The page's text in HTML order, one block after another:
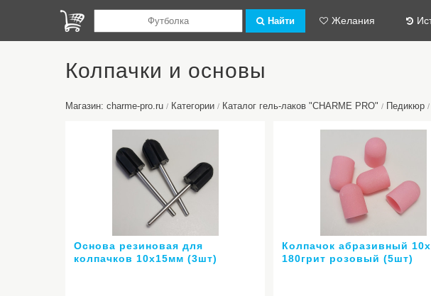
Найти Желания
Колпачки и основы
Магазин: charme-pro.ru / Категории / Каталог гель-лаков "CHARME PRO" / Педикюр /
Основа резиновая для
колпачков 10х15мм (3шт)
Колпачок абразивный
180грит розовый (5шт)